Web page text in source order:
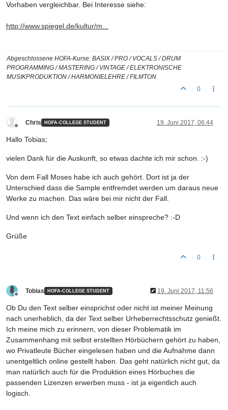
Vorhaben vergleichbar. Bei Interesse siehe:
http://www.spiegel.de/kultur/m...
Abgeschlossene HOFA-Kurse: BASIX / PRO / VOCALS / DRUM
PROGRAMMING / MASTERING / VINTAGE / ELEKTRONISCHE
MUSIKPRODUKTION / HARMONIELEHRE / FILMTON
0
Chris HOFA-COLLEGE STUDENT 19. Juni 2017, 06:44
Hallo Tobias;
vielen Dank für die Auskunft, so etwas dachte ich mir schon. :-)
Von dem Fall Moses habe ich auch gehört. Dort ist ja der
Unterschied dass die Sample entfremdet werden um daraus neue
Werke zu machen. Das wäre bei mir nicht der Fall.
Und wenn ich den Text einfach selber einspreche? :-D
Grüße
0
Tobias HOFA-COLLEGE STUDENT 19. Juni 2017, 11:56
Ob Du den Text selber einsprichst oder nicht ist meiner Meinung
nach unerheblich, da der Text selber Urheberrechtsschutz genießt.
Ich meine mich zu erinnern, von dieser Problematik im
Zusammenhang mit selbst erstellten Hörbüchern gehört zu haben,
wo Privatleute Bücher eingelesen haben und die Aufnahme dann
unentgeltlich online gestellt haben. Das geht natürlich nicht gut, da
man natürlich auch für die Produktion eines Hörbuches die
passenden Lizenzen erwerben muss - ist ja eigentlich auch
logisch.